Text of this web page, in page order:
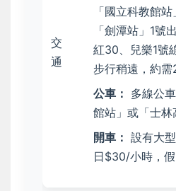
交
通
「國立科教館
「劍潭站」1號
紅30、兒樂1號
步行稍遠，約需
公車： 多線公
館站」或「士林
開車： 設有大
日$30/小時，